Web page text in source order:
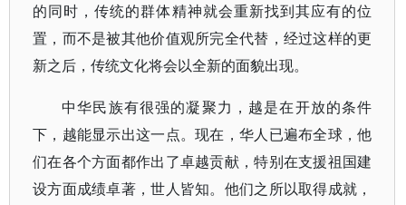
的同时，传统的群体精神就会重新找到其应有的位
置，而不是被其他价值观所完全代替，经过这样的更
新之后，传统文化将会以全新的面貌出现。
中华民族有很强的凝聚力，越是在开放的条件
下，越能显示出这一点。现在，华人已遍布全球，他
们在各个方面都作出了卓越贡献，特别在支援祖国建
设方面成绩卓著，世人皆知。他们之所以取得成就，